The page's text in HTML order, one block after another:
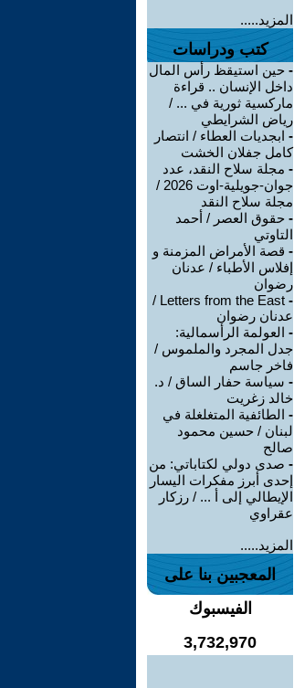
المزيد.....
كتب ودراسات
- حين استيقظ رأس المال
داخل الإنسان .. قراءة
ماركسية ثورية في ... /
رياض الشرايطي
- ابجديات العطاء / انتصار
كامل جفلان الخشت
- مجلة سلاح النقد، عدد
جوان-جويلية-اوت 2026 /
مجلة سلاح النقد
- حقوق العصر / أحمد
التاوتي
- قصة الأمراض المزمنة و
إفلاس الأطباء / عدنان
رضوان
-
Letters from the East /
عدنان رضوان
- العولمة الرأسمالية:
جدل المجرد والملموس /
فاخر جاسم
- سياسة حفار الساق / د.
خالد زغريت
- الطائفية المتغلغلة في
لبنان / حسين محمود
صالح
- صدى دولي لكتاباتي: من
إحدى أبرز مفكرات اليسار
الإيطالي إلى أ ... / رزكار
عقراوي
المزيد.....
المعجبين بنا على
الفيسبوك
3,732,970